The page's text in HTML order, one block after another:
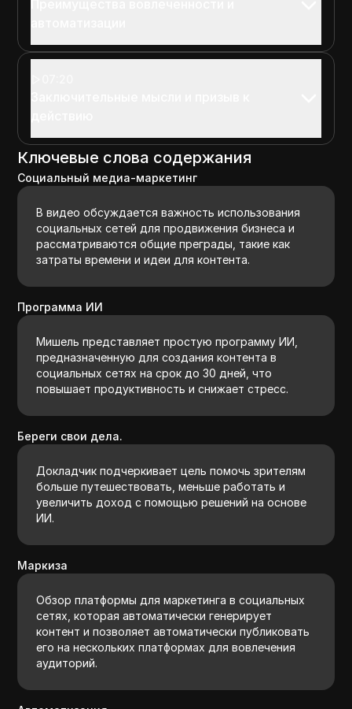
Ключевые слова содержания
Социальный медиа-маркетинг
В видео обсуждается важность использования
социальных сетей для продвижения бизнеса и
рассматриваются общие преграды, такие как
затраты времени и идеи для контента.
Программа ИИ
Мишель представляет простую программу ИИ,
предназначенную для создания контента в
социальных сетях на срок до 30 дней, что
повышает продуктивность и снижает стресс.
Береги свои дела.
Докладчик подчеркивает цель помочь зрителям
больше путешествовать, меньше работать и
увеличить доход с помощью решений на основе
ИИ.
Маркиза
Обзор платформы для маркетинга в социальных
сетях, которая автоматически генерирует
контент и позволяет автоматически публиковать
его на нескольких платформах для вовлечения
аудиторий.